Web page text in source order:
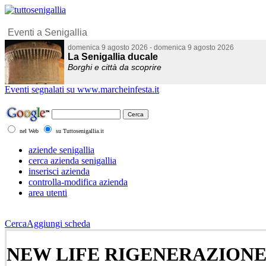
Eventi segnalati su www.marcheinfesta.it
nel Web su Tuttosenigallia.it
aziende senigallia
cerca azienda senigallia
inserisci azienda
controlla-modifica azienda
area utenti
CercaAggiungi scheda
NEW LIFE